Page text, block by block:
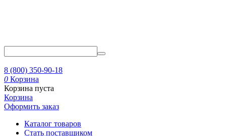
8 (800) 350-90-18
0 Корзина
Корзина пуста
Корзина
Оформить заказ
Каталог товаров
Стать поставщиком